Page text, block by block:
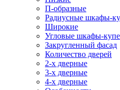
П-образные
Радиусные шкафы-
Широкие
Угловые шкафы-купе
Закругленный фасад
Количество дверей
2-х дверные
3-х дверные
4-х дверные